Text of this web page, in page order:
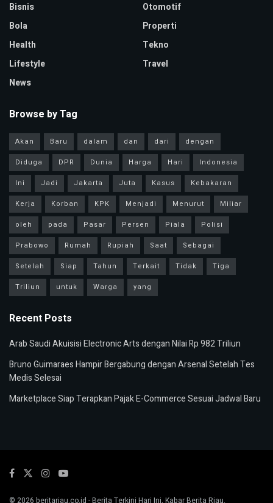
Bisnis
Bola
Health
Lifestyle
News
Otomotif
Properti
Tekno
Travel
Browse by Tag
Akan Baru dalam dan dari
dengan
Diduga
DPR Dunia Harga Hari
Indonesia
Ini
Jadi Jakarta Juta Kasus
Kebakaran
Kerja
Korban KPK Menjadi Menurut
Miliar
oleh
pada Pasar Persen Piala
Polisi
Prabowo
Rumah Rupiah Saat
Sebagai
Setelah
Siap Tahun Terkait Tidak
Tiga
Triliun
untuk Warga yang
Recent Posts
Arab Saudi Akuisisi Electronic Arts dengan Nilai Rp 982 Triliun
Bruno Guimaraes Hampir Bergabung dengan Arsenal Setelah Tes
Medis Selesai
Marketplace Siap Terapkan Pajak E-Commerce Sesuai Jadwal Baru
© 2026 beritariau.co.id - Berita Terkini Hari Ini, Kabar Berita Riau.